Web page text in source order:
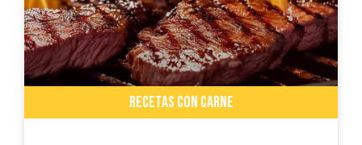
RECETAS CON CARNE